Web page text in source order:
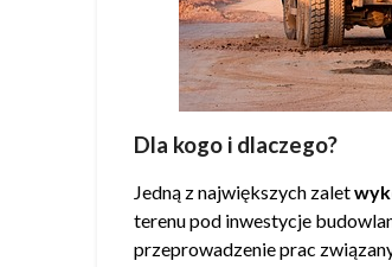
Dla kogo i dlaczego?
Jedną z największych zalet
terenu pod inwestycje
przeprowadzenie prac